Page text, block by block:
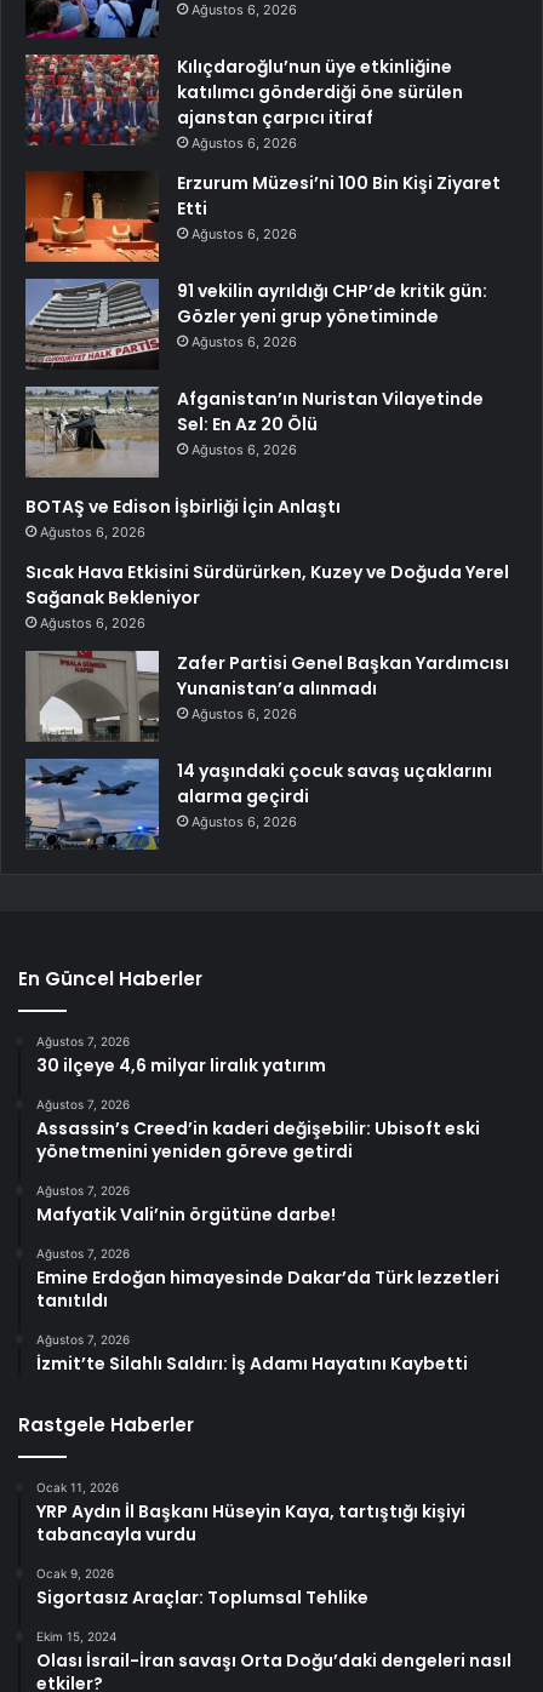
Ağustos 6, 2026
Kılıçdaroğlu’nun üye etkinliğine
katılımcı gönderdiği öne sürülen
ajanstan çarpıcı itiraf
Ağustos 6, 2026
Erzurum Müzesi’ni 100 Bin Kişi Ziyaret
Etti
Ağustos 6, 2026
91 vekilin ayrıldığı CHP’de kritik gün:
Gözler yeni grup yönetiminde
Ağustos 6, 2026
Afganistan’ın Nuristan Vilayetinde
Sel: En Az 20 Ölü
Ağustos 6, 2026
BOTAŞ ve Edison İşbirliği İçin Anlaştı
Ağustos 6, 2026
Sıcak Hava Etkisini Sürdürürken, Kuzey ve Doğuda Yerel
Sağanak Bekleniyor
Ağustos 6, 2026
Zafer Partisi Genel Başkan Yardımcısı
Yunanistan’a alınmadı
Ağustos 6, 2026
14 yaşındaki çocuk savaş uçaklarını
alarma geçirdi
Ağustos 6, 2026
En Güncel Haberler
Ağustos 7, 2026
30 ilçeye 4,6 milyar liralık yatırım
Ağustos 7, 2026
Assassin’s Creed’in kaderi değişebilir: Ubisoft eski
yönetmenini yeniden göreve getirdi
Ağustos 7, 2026
Mafyatik Vali’nin örgütüne darbe!
Ağustos 7, 2026
Emine Erdoğan himayesinde Dakar’da Türk lezzetleri
tanıtıldı
Ağustos 7, 2026
İzmit’te Silahlı Saldırı: İş Adamı Hayatını Kaybetti
Rastgele Haberler
Ocak 11, 2026
YRP Aydın İl Başkanı Hüseyin Kaya, tartıştığı kişiyi
tabancayla vurdu
Ocak 9, 2026
Sigortasız Araçlar: Toplumsal Tehlike
Ekim 15, 2024
Olası İsrail-İran savaşı Orta Doğu’daki dengeleri nasıl
etkiler?